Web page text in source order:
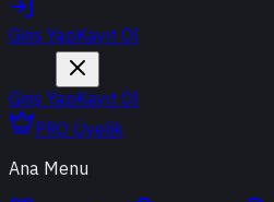
Giriş YapKayıt Ol
Giriş YapKayıt Ol
PRO Üyelik
Ana Menu